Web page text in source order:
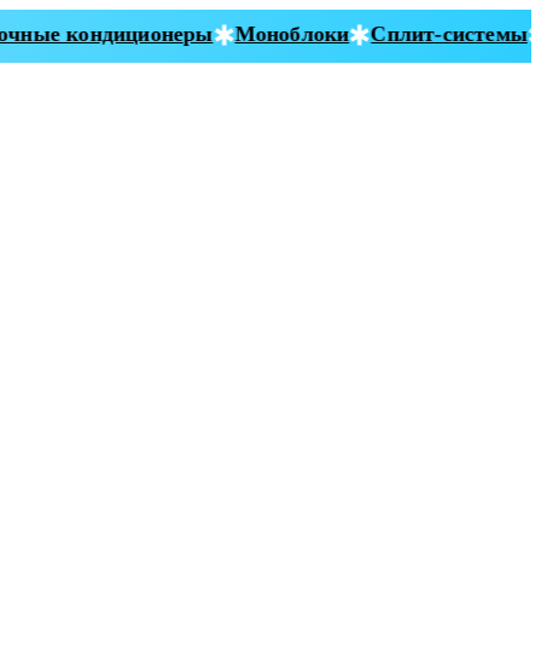
кондиционеры Моноблоки Сплит-системы